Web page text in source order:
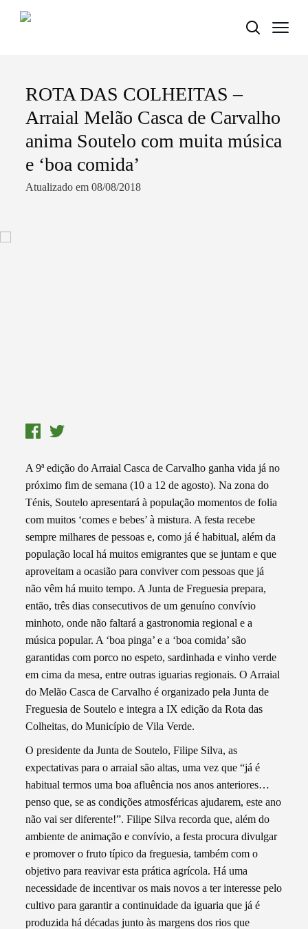
Termo de Pesquisa
Categorias gerais
ROTA DAS COLHEITAS –
Arraial Melão Casca de Carvalho
anima Soutelo com muita música
e ‘boa comida’
Atualizado em 08/08/2018
A 9ª edição do Arraial Casca de Carvalho ganha vida já no
próximo fim de semana (10 a 12 de agosto). Na zona do
Ténis, Soutelo apresentará à população momentos de folia
com muitos ‘comes e bebes’ à mistura. A festa recebe
sempre milhares de pessoas e, como já é habitual, além da
população local há muitos emigrantes que se juntam e que
aproveitam a ocasião para conviver com pessoas que já
não vêm há muito tempo. A Junta de Freguesia prepara,
então, três dias consecutivos de um genuíno convívio
minhoto, onde não faltará a gastronomia regional e a
música popular. A ‘boa pinga’ e a ‘boa comida’ são
garantidas com porco no espeto, sardinhada e vinho verde
em cima da mesa, entre outras iguarias regionais. O Arraial
do Melão Casca de Carvalho é organizado pela Junta de
Freguesia de Soutelo e integra a IX edição da Rota das
Colheitas, do Município de Vila Verde.
O presidente da Junta de Soutelo, Filipe Silva, as
expectativas para o arraial são altas, uma vez que “já é
habitual termos uma boa afluência nos anos anteriores…
penso que, se as condições atmosféricas ajudarem, este ano
não vai ser diferente!”. Filipe Silva recorda que, além do
ambiente de animação e convívio, a festa procura divulgar
e promover o fruto típico da freguesia, também com o
objetivo para reavivar esta prática agrícola. Há uma
necessidade de incentivar os mais novos a ter interesse pelo
cultivo para garantir a continuidade da iguaria que já é
produzida há décadas junto às margens dos rios que